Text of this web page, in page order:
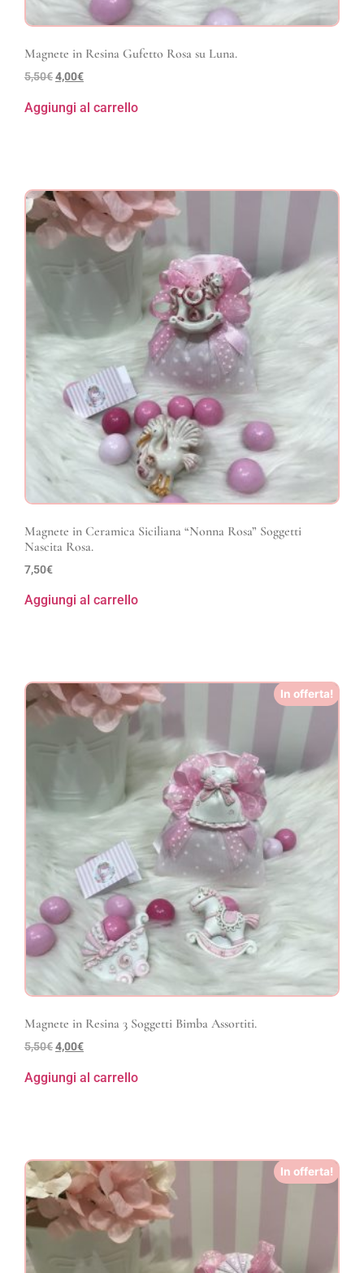
Magnete in Resina Gufetto Rosa su Luna.
5,50€4,00€
Aggiungi al carrello
Magnete in Ceramica Siciliana “Nonna Rosa” Soggetti
Nascita Rosa.
7,50€
Aggiungi al carrello
In offerta!
Magnete in Resina 3 Soggetti Bimba Assortiti.
5,50€4,00€
Aggiungi al carrello
In offerta!